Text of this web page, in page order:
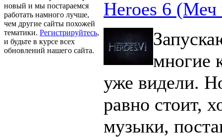
новый и мы постараемся
работать намного лучше,
чем другие сайты похожей
тематики. Регистрируйтесь,
и будьте в курсе всех
обновлений нашего сайта.
Heroes 6 (Меч
многие
уже видели.
равно стоит,
музыки,